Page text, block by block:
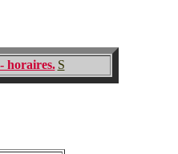
horaires. S